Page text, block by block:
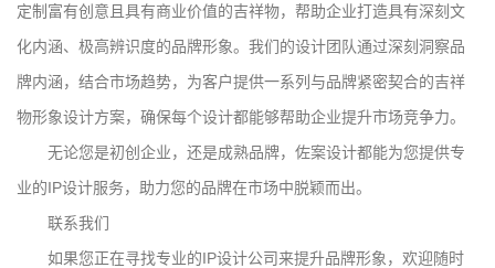
定制富有创意且具有商业价值的吉祥物，帮助企业打造具有深刻文
化内涵、极高辨识度的品牌形象。我们的设计团队通过深刻洞察品
牌内涵，结合市场趋势，为客户提供一系列与品牌紧密契合的吉祥
物形象设计方案，确保每个设计都能够帮助企业提升市场竞争力。
无论您是初创企业，还是成熟品牌，佐案设计都能为您提供专
业的IP设计服务，助力您的品牌在市场中脱颖而出。
联系我们
如果您正在寻找专业的IP设计公司来提升品牌形象，欢迎随时